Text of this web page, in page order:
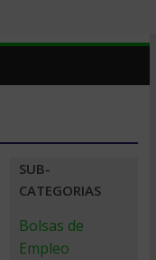
SUB-
CATEGORIAS
Bolsas de
Empleo